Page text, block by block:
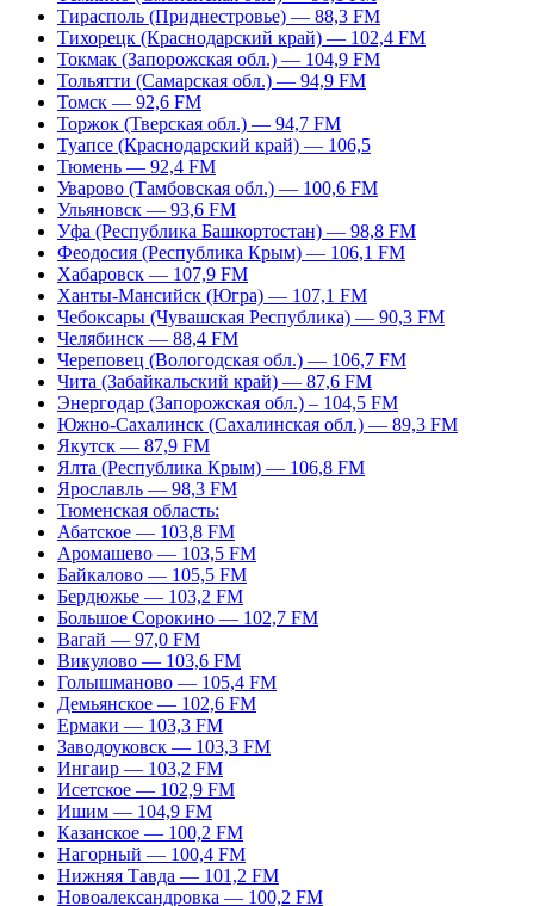
Тирасполь (Приднестровье) — 88,3 FM
Тихорецк (Краснодарский край) — 102,4 FM
Токмак (Запорожская обл.) — 104,9 FM
Тольятти (Самарская обл.) — 94,9 FM
Томск — 92,6 FM
Торжок (Тверская обл.) — 94,7 FM
Туапсе (Краснодарский край) — 106,5
Тюмень — 92,4 FM
Уварово (Тамбовская обл.) — 100,6 FM
Ульяновск — 93,6 FM
Уфа (Республика Башкортостан) — 98,8 FM
Феодосия (Республика Крым) — 106,1 FM
Хабаровск — 107,9 FM
Ханты-Мансийск (Югра) — 107,1 FM
Чебоксары (Чувашская Республика) — 90,3 FM
Челябинск — 88,4 FM
Череповец (Вологодская обл.) — 106,7 FM
Чита (Забайкальский край) — 87,6 FM
Энергодар (Запорожская обл.) – 104,5 FM
Южно-Сахалинск (Сахалинская обл.) — 89,3 FM
Якутск — 87,9 FM
Ялта (Республика Крым) — 106,8 FM
Ярославль — 98,3 FM
Тюменская область:
Абатское — 103,8 FM
Аромашево — 103,5 FM
Байкалово — 105,5 FM
Бердюжье — 103,2 FM
Большое Сорокино — 102,7 FM
Вагай — 97,0 FM
Викулово — 103,6 FM
Голышманово — 105,4 FM
Демьянское — 102,6 FM
Ермаки — 103,3 FM
Заводоуковск — 103,3 FM
Ингаир — 103,2 FM
Исетское — 102,9 FM
Ишим — 104,9 FM
Казанское — 100,2 FM
Нагорный — 100,4 FM
Нижняя Тавда — 101,2 FM
Новоалександровка — 100,2 FM